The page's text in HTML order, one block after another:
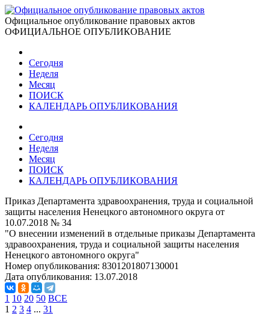
Официальное опубликование правовых актов
ОФИЦИАЛЬНОЕ ОПУБЛИКОВАНИЕ
Сегодня
Неделя
Месяц
ПОИСК
КАЛЕНДАРЬ ОПУБЛИКОВАНИЯ
Сегодня
Неделя
Месяц
ПОИСК
КАЛЕНДАРЬ ОПУБЛИКОВАНИЯ
Приказ Департамента здравоохранения, труда и социальной
защиты населения Ненецкого автономного округа от
10.07.2018 № 34
"О внесении изменений в отдельные приказы Департамента
здравоохранения, труда и социальной защиты населения
Ненецкого автономного округа"
Номер опубликования: 8301201807130001
Дата опубликования: 13.07.2018
1 10 20 50 ВСЕ
1 2 3 4 ... 31